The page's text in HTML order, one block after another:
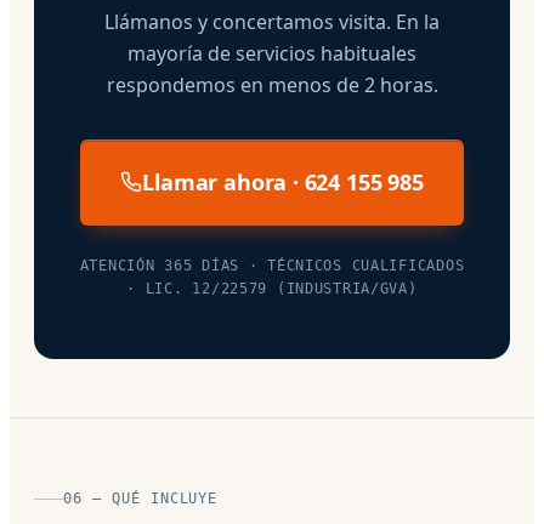
Llámanos y concertamos visita. En la
mayoría de servicios habituales
respondemos en menos de 2 horas.
Llamar ahora · 624 155 985
ATENCIÓN 365 DÍAS · TÉCNICOS CUALIFICADOS
· LIC. 12/22579 (INDUSTRIA/GVA)
06 — QUÉ INCLUYE